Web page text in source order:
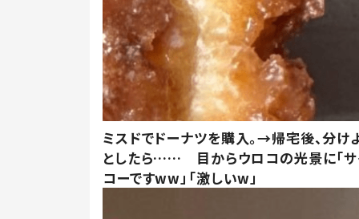
ミスドでドーナツを購入。→帰宅後、分け
としたら…… 目からウロコの光景に「
コーですww」「激しいw」